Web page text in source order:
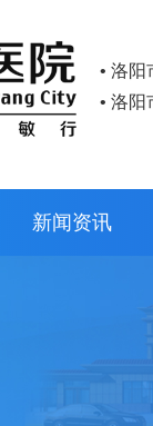
• 洛
• 洛
新闻资讯